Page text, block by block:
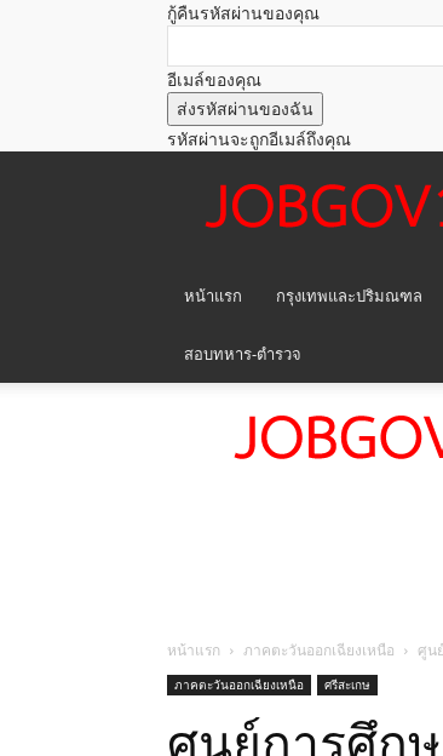
กู้คืนรหัสผ่านของคุณ
อีเมล์ของคุณ
รหัสผ่านจะถูกอีเมล์ถึงคุณ
หน้าแรก กรุงเทพและปริมณฑล
สอบทหาร-ตำรวจ
หน้าแรก ภาคตะวันออกเฉียงเหนือ ศูน
ภาคตะวันออกเฉียงเหนือ ศรีสะเกษ
ศูนย์การศึก